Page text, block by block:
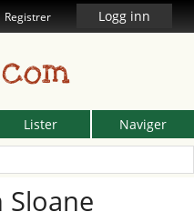
Registrer Logg inn
Lister Naviger
Sloane